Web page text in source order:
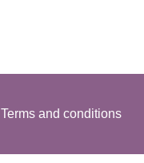
Terms and conditions